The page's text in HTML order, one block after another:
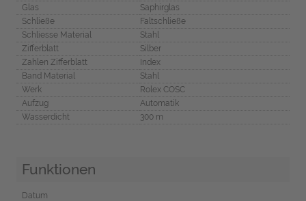
Glas
Saphirglas
Schließe
Faltschließe
Schliesse Material
Stahl
Zifferblatt
Silber
Zahlen Zifferblatt
Index
Band Material
Stahl
Werk
Rolex COSC
Aufzug
Automatik
Wasserdicht
300 m
Funktionen
Datum